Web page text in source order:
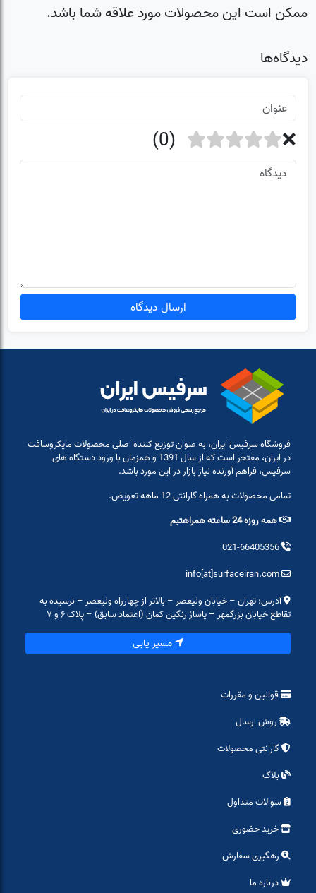
ممکن است این محصولات مورد علاقه شما باشد.
دیدگاه‌ها
ارسال دیدگاه
فروشگاه سرفیس ایران، به عنوان توزیع کننده اصلی محصولات مایکروسافت
در ایران، مفتخر است که از سال 1391 و همزمان با ورود دستگاه های
سرفیس، فراهم آورنده نیاز بازار در این مورد باشد.
تمامی محصولات به همراه گارانتی 12 ماهه تعویض.
همه روزه 24 ساعته همراهتیم
021-66405356
آدرس: تهران – خیابان ولیعصر – بالاتر از چهارراه ولیعصر – نرسیده به
تقاطع خیابان بزرگمهر – پاساژ رنگین کمان (اعتماد سابق) – پلاک ۶ و ۷
مسیر یابی
قوانین و مقررات
روش ارسال
گارانتی محصولات
بلاگ
سوالات متداول
خرید حضوری
رهگیری سفارش
درباره ما